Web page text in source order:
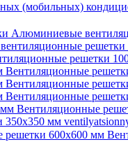
(мобильных)
Алюминиевые
решетки
решетки
Вентиляционные
Вентиляционные
Вентиляционные
Вентиляционные
350х350 мм
решетки 600х600 мм